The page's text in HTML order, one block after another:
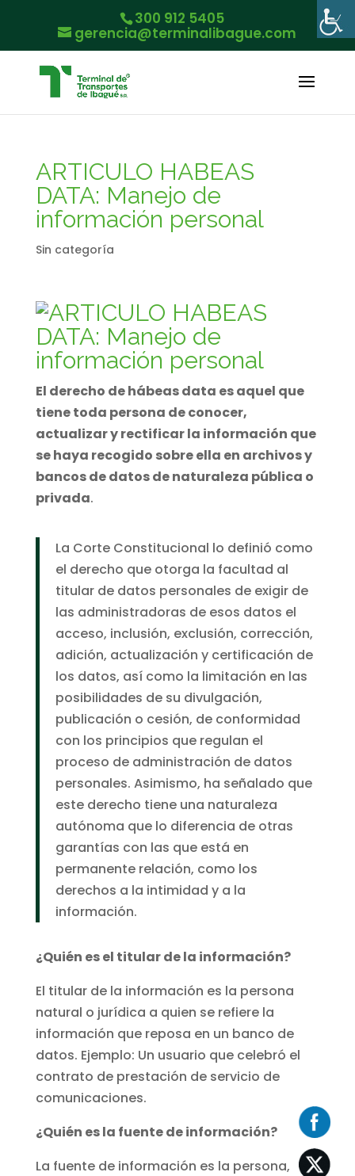
300 912 5405
gerencia@terminalibague.com
ARTICULO HABEAS
DATA: Manejo de
información personal
Sin categoría
El derecho de hábeas data es aquel que
tiene toda persona de conocer,
actualizar y rectificar la información que
se haya recogido sobre ella en archivos y
bancos de datos de naturaleza pública o
privada.
La Corte Constitucional lo definió como
el derecho que otorga la facultad al
titular de datos personales de exigir de
las administradoras de esos datos el
acceso, inclusión, exclusión, corrección,
adición, actualización y certificación de
los datos, así como la limitación en las
posibilidades de su divulgación,
publicación o cesión, de conformidad
con los principios que regulan el
proceso de administración de datos
personales. Asimismo, ha señalado que
este derecho tiene una naturaleza
autónoma que lo diferencia de otras
garantías con las que está en
permanente relación, como los
derechos a la intimidad y a la
información.
¿Quién es el titular de la información?
El titular de la información es la persona
natural o jurídica a quien se refiere la
información que reposa en un banco de
datos. Ejemplo: Un usuario que celebró el
contrato de prestación de servicio de
comunicaciones.
¿Quién es la fuente de información?
La fuente de información es la persona,